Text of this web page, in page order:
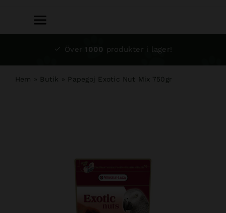
Toggle
Navigation
Över 1000 produkter i lager!
Hem » Butik » Papegoj Exotic Nut Mix 750gr